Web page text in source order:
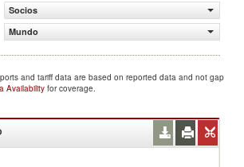
Socios
Mundo
and tariff data are based on reported data and not gap
Availability for coverage.